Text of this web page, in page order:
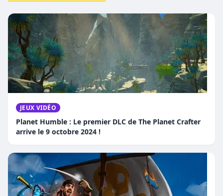
JEUX VIDÉO
Planet Humble : Le premier DLC de The Planet Crafter
arrive le 9 octobre 2024 !